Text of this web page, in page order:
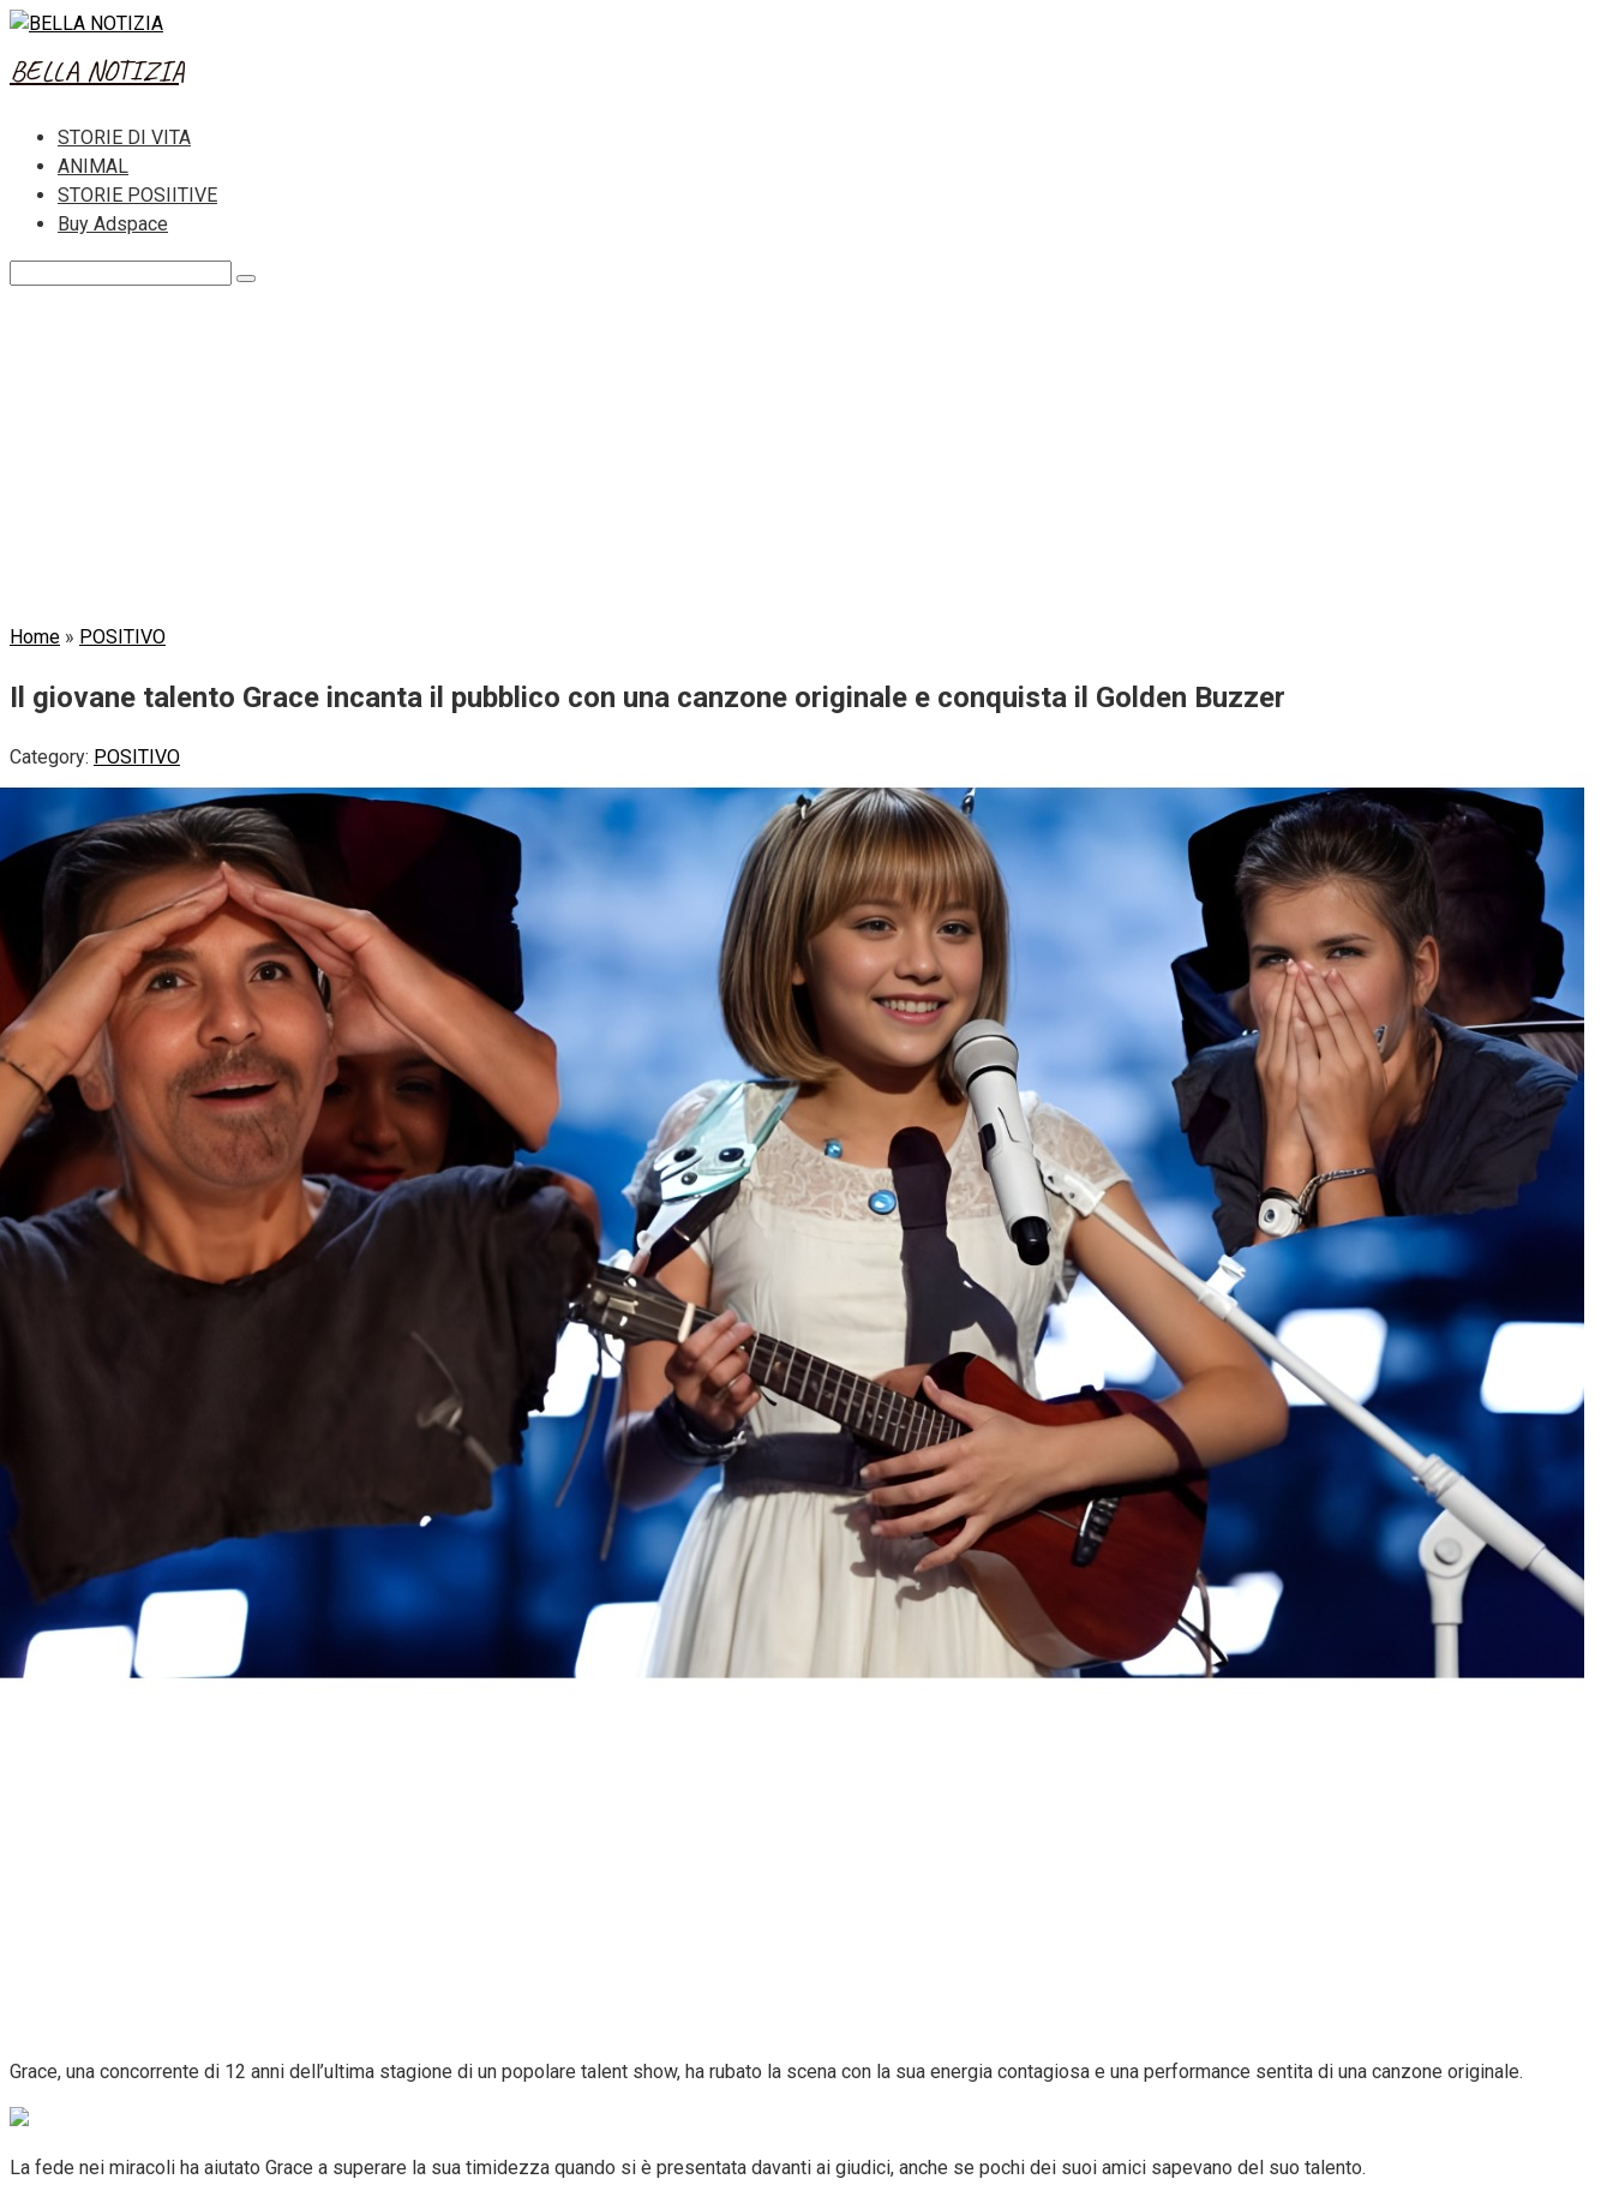
Skip
content
BELLA NOTIZIA
STORIE DI VITA
ANIMAL
STORIE POSIITIVE
Buy Adspace
Home » POSITIVO
Il giovane talento Grace incanta il pubblico con una canzone originale e conquista il Golden Buzzer
Category: POSITIVO
Grace, una concorrente di 12 anni dell’ultima stagione di un popolare talent show, ha rubato la scena con la sua energia contagiosa e una performance sentita di una canzone originale.
La fede nei miracoli ha aiutato Grace a superare la sua timidezza quando si è presentata davanti ai giudici, anche se pochi dei suoi amici sapevano del suo talento.